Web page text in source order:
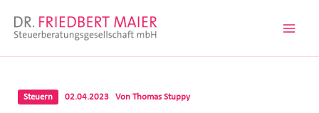
Inhalt
Steuern 02.04.2023 Von Thomas Stuppy